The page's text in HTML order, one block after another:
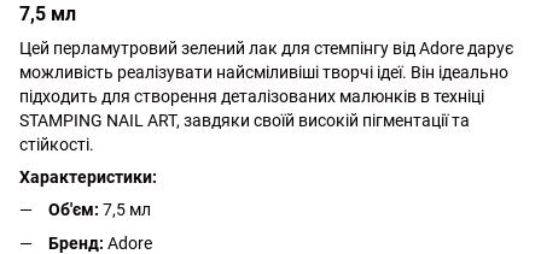
7,5 мл
Цей перламутровий зелений лак для стемпінгу від Adore дарує
можливість реалізувати найсміливіші творчі ідеї. Він ідеально
підходить для створення деталізованих малюнків в техніці
STAMPING NAIL ART, завдяки своїй високій пігментації та
стійкості.
Характеристики:
Об'єм: 7,5 мл
Бренд: Adore